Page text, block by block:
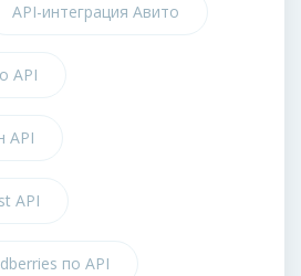
API-интеграция Авито
API
API
API
по API